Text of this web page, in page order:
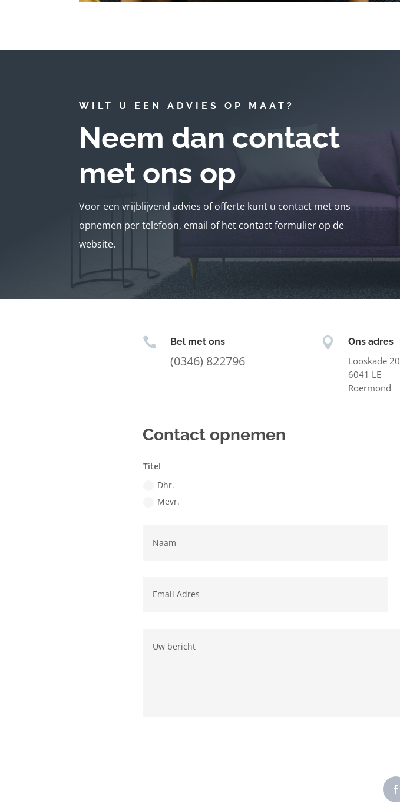
WILT U EEN ADVIES OP MAAT?
Neem dan contact
met ons op
Voor een vrijblijvend advies of offerte kunt u contact met ons
opnemen per telefoon, email of het contact formulier op de
website.
 Bel met ons
(0346) 822796
 Ons adres
Looskade 20
6041 LE
Roermond
Contact opnemen
Titel
Dhr.
Mevr.